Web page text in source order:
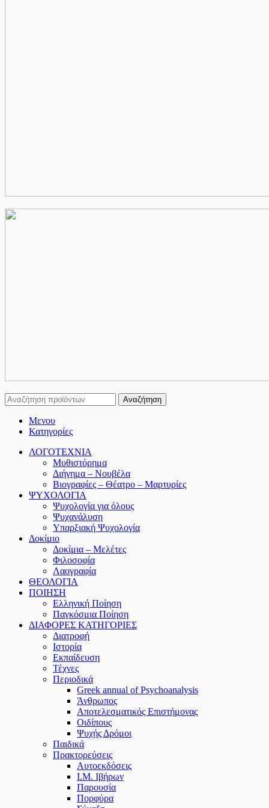
Αναζήτηση
Μενου
Κατηγορίες
ΛΟΓΟΤΕΧΝΙΑ
Μυθιστόρημα
Διήγημα – Νουβέλα
Βιογραφίες – Θέατρο – Μαρτυρίες
ΨΥΧΟΛΟΓΙΑ
Ψυχολογία για όλους
Ψυχανάλυση
Υπαρξιακή Ψυχολογία
Δοκίμιο
Δοκίμια – Μελέτες
Φιλοσοφία
Λαογραφία
ΘΕΟΛΟΓΙΑ
ΠΟΙΗΣΗ
Ελληνική Ποίηση
Παγκόσμια Ποίηση
ΔΙΑΦΟΡΕΣ ΚΑΤΗΓΟΡΙΕΣ
Διατροφή
Ιστορία
Εκπαίδευση
Τέχνες
Περιοδικά
Greek annual of Psychoanalysis
Άνθρωπος
Αποτελεσματικός Επιστήμονας
Οιδίπους
Ψυχής Δρόμοι
Παιδικά
Πρακτoρεύσεις
Αυτοεκδόσεις
Ι.Μ. Ιβήρων
Παρουσία
Πορφύρα